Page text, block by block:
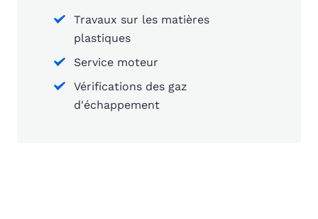
Travaux sur les matières
plastiques
Service moteur
Vérifications des gaz
d'échappement